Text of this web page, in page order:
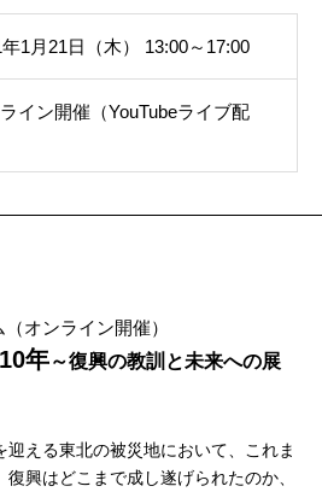
年1月21日（木） 13:00～17:00
イン開催（YouTubeライブ配
オンライン開催）
年～復興の教訓と未来への展
える東北の被災地において、これま
興はどこまで成し遂げられたのか、